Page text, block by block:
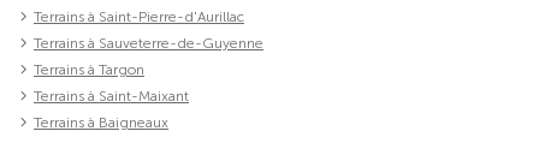
Terrains à Saint-Pierre-d'Aurillac
Terrains à Sauveterre-de-Guyenne
Terrains à Targon
Terrains à Saint-Maixant
Terrains à Baigneaux